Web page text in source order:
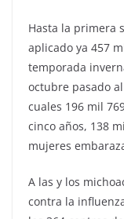
Hasta la primera
aplicado ya 457
temporada
octubre pasado
cuales 196 mil
cinco años, 138
mujeres
A las y los
contra la